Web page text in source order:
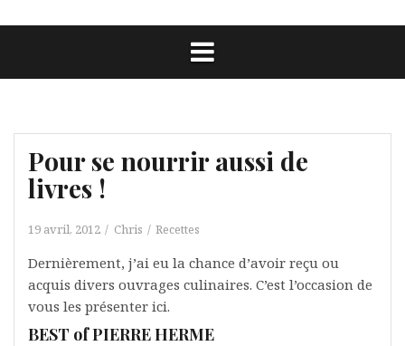
Pour se nourrir aussi de
livres !
19 avril, 2012 Chris Recettes
Dernièrement, j’ai eu la chance d’avoir reçu ou
acquis divers ouvrages culinaires. C’est l’occasion de
vous les présenter ici.
BEST of PIERRE HERME